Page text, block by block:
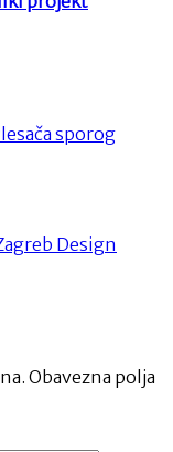
sporog
Design
Obavezna polja